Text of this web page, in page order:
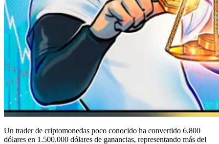
Un trader de criptomonedas poco conocido ha convertido 6.800
dólares en 1.500.000 dólares de ganancias, representando más del